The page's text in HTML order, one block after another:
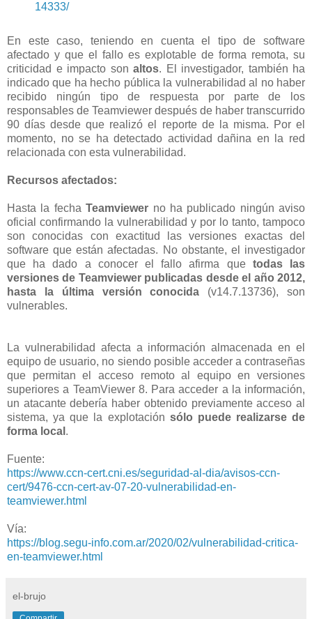
14333/
En este caso, teniendo en cuenta el tipo de software
afectado y que el fallo es explotable de forma remota, su
criticidad e impacto son altos. El investigador, también ha
indicado que ha hecho pública la vulnerabilidad al no haber
recibido ningún tipo de respuesta por parte de los
responsables de Teamviewer después de haber transcurrido
90 días desde que realizó el reporte de la misma. Por el
momento, no se ha detectado actividad dañina en la red
relacionada con esta vulnerabilidad.
Recursos afectados:
Hasta la fechaTeamviewer no ha publicado ningún aviso
oficial confirmando la vulnerabilidad y por lo tanto, tampoco
son conocidas con exactitud las versiones exactas del
software que están afectadas. No obstante, el investigador
que ha dado a conocer el fallo afirma que todas las
versiones de Teamviewer publicadas desde el año 2012,
hasta la última versión conocida (v14.7.13736), son
vulnerables.
La vulnerabilidad afecta a información almacenada en el
equipo de usuario, no siendo posible acceder a contraseñas
que permitan el acceso remoto al equipo en versiones
superiores a TeamViewer 8. Para acceder a la información,
un atacante debería haber obtenido previamente acceso al
sistema, ya que la explotación sólo puede realizarse de
forma local .
Fuente:
https://www.ccn-cert.cni.es/seguridad-al-dia/avisos-ccn-
cert/9476-ccn-cert-av-07-20-vulnerabilidad-en-
teamviewer.html
Vía:
https://blog.segu-info.com.ar/2020/02/vulnerabilidad-critica-
en-teamviewer.html
el-brujo